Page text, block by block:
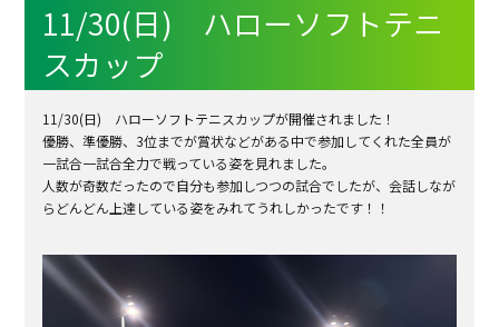
11/30(日) ハローソフトテニ
スカップ
11/30(日) ハローソフトテニスカップが開催されました！
優勝、準優勝、3位までが賞状などがある中で参加してくれた全員が
一試合一試合全力で戦っている姿を見れました。
人数が奇数だったので自分も参加しつつの試合でしたが、会話しなが
らどんどん上達している姿をみれてうれしかったです！！